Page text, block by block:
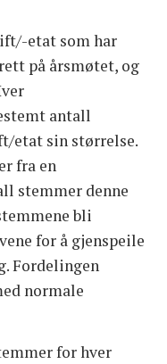
etat som har
på årsmøtet, og
antall
etat sin størrelse.
fra en
stemmer denne
bli
for å gjenspeile
Fordelingen
normale
for hver